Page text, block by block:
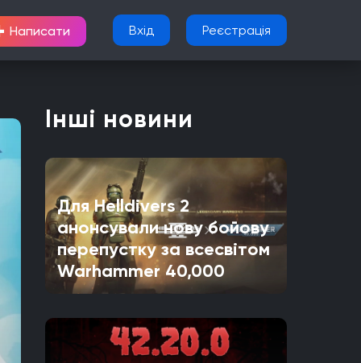
Написати Вхід Реєстрація
Інші новини
Для Helldivers 2
анонсували нову бойову
перепустку за всесвітом
Warhammer 40,000